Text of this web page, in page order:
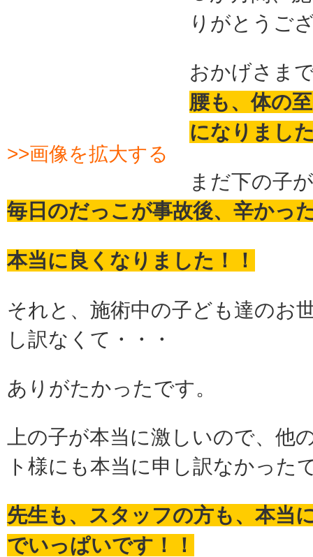
>>画像を拡大する
りがとうご
おかげさま
腰も、体の
になりまし
まだ下の子
毎日のだっこが事故後、辛かっ
本当に良くなりました！！
それと、施術中の子ども達のお
し訳なくて・・・
ありがたかったです。
上の子が本当に激しいので、他
ト様にも本当に申し訳なかった
先生も、スタッフの方も、本当
でいっぱいです！！